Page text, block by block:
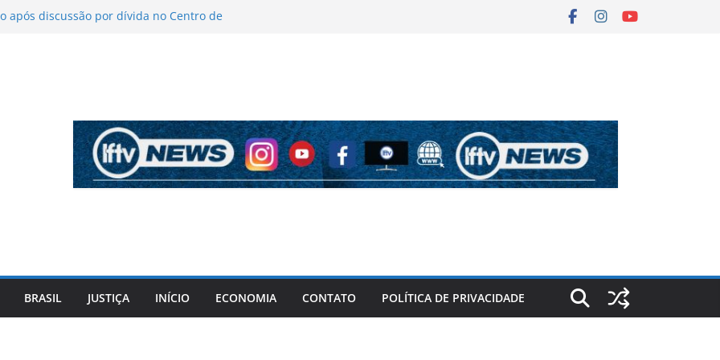
após discussão por dívida no Centro de
a tiros após criminosos invadirem
BRASIL JUSTIÇA INÍCIO ECONOMIA CONTATO POLÍTICA DE PRIVACIDADE